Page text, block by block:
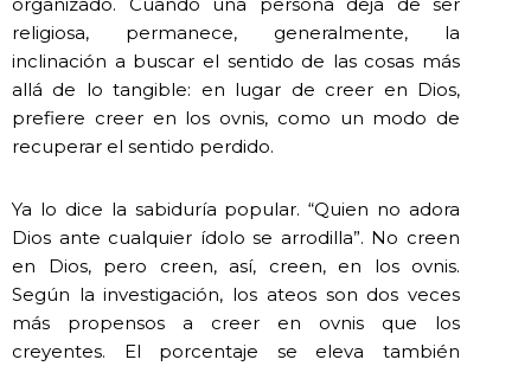
religiosa, permanece, generalmente, la
inclinación a buscar el sentido de las cosas más
allá de lo tangible: en lugar de creer en Dios,
prefiere creer en los ovnis, como un modo de
recuperar el sentido perdido.
Ya lo dice la sabiduría popular. “Quien no adora
Dios ante cualquier ídolo se arrodilla”. No creen
en Dios, pero creen, así, creen, en los ovnis.
Según la investigación, los ateos son dos veces
más propensos a creer en ovnis que los
creyentes. El porcentaje se eleva también